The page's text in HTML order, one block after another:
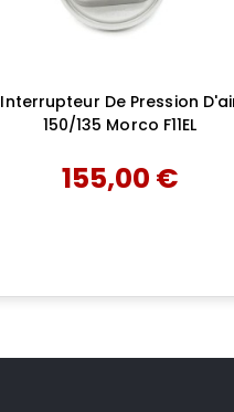
Interrupteur De Pression
150/135 Morco F11EL
155,00 €